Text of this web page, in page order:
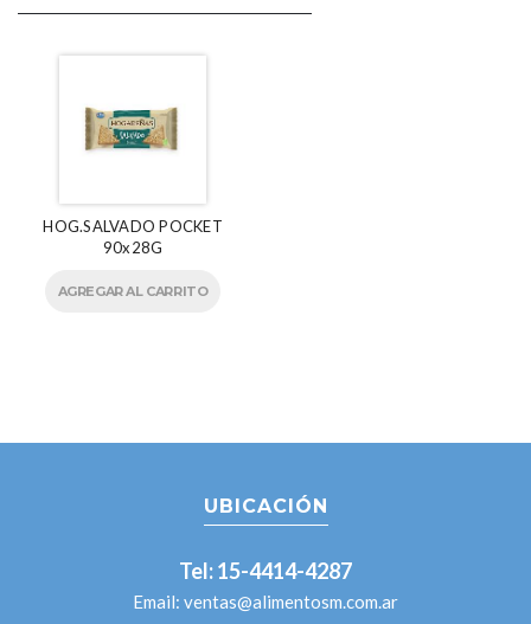
HOG.SALVADO POCKET
90x28G
AGREGAR AL CARRITO
UBICACIÓN
Tel: 15-4414-4287
Email: ventas@alimentosm.com.ar